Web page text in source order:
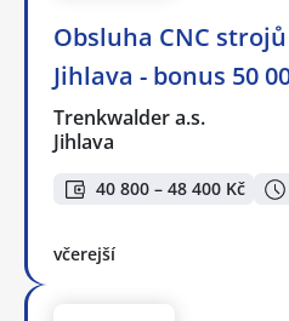
Obsluha CNC
Jihlava - bonus 50
Trenkwalder a.s.
Jihlava
40 800 – 48 400 Kč
včerejší